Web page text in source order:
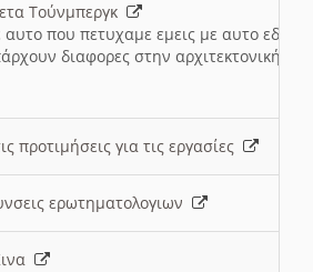
Τούνμπεργκ
αυτο που πετυχαμε εμεις με αυτο εδω
διαφορες στην αρχιτεκτονική
προτιμήσεις για τις εργασίες
ερωτηματολογιων